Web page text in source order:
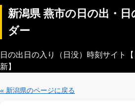
新潟県 燕市の日の出・
ダー
日の出日の入り（日没）時刻サイト
新】
« 新潟県のページに戻る